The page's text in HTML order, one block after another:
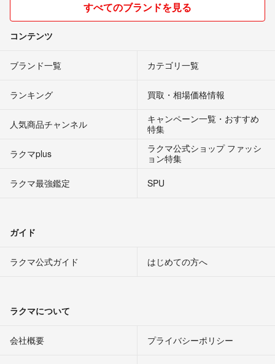
すべてのブランドを見る
コンテンツ
ブランド一覧 カテゴリ一覧
ランキング 買取・相場価格情報
人気商品チャンネル
キャンペーン一覧・おすすめ
特集
ラクマplus
ラクマ公式ショップ ファッシ
ョン特集
ラクマ最強鑑定
SPU
ガイド
ラクマ公式ガイド はじめての方へ
ラクマについて
会社概要 プライバシーポリシー